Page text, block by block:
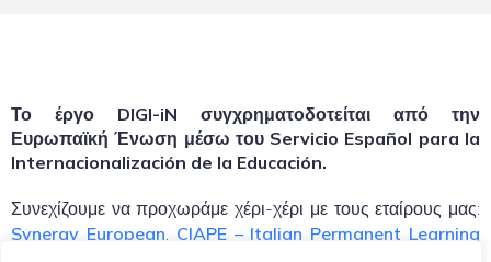
Το έργο DIGI-iN συγχρηματοδοτείται από την
Ευρωπαϊκή Ένωση μέσω του Servicio Español para la
Internacionalización de la Educación.
Συνεχίζουμε να προχωράμε χέρι-χέρι με τους εταίρους μας:
Synergy European, CIAPE – Italian Permanent Learning